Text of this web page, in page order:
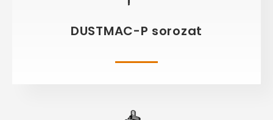
DUSTMAC-P sorozat